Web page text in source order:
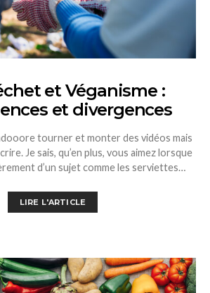
et Véganisme :
et divergences
tourner et monter des vidéos mais
Je sais, qu’en plus, vous aimez lorsque
d’un sujet comme les serviettes…
LIRE L'ARTICLE